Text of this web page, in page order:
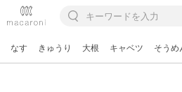
なす きゅうり 大根 キャベツ そうめ